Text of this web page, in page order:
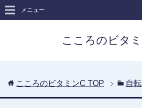
こころのビタ
メニュー
こころのビタミンC TOP 自